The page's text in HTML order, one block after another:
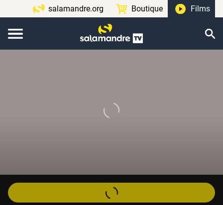
salamandre.org Boutique Films